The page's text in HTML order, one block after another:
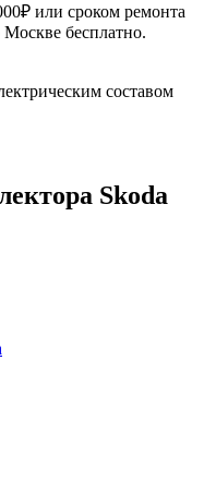
или сроком ремонта
бесплатно.
составом
Skoda